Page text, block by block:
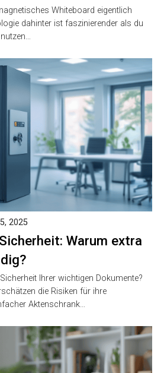
Whiteboard eigentlich
dahinter ist faszinierender als du
Warum extra
2025
Ihrer wichtigen Dokumente?
die Risiken für ihre
Aktenschrank…